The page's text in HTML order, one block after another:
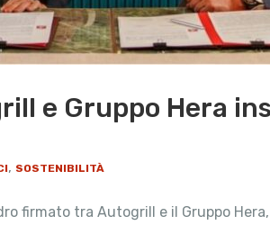
e Gruppo Hera
, SOSTENIBILITÀ
firmato tra Autogrill e il Gruppo